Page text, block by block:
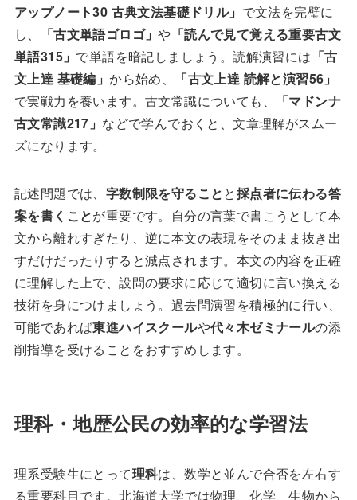
アップノート30 古典文法基礎ドリル」 で文法を完璧に
し、
「古文単語ゴロゴ」や 「読んで見て覚える重要古文
単語315」 で単語を暗記しましょう。読解演習には 「古
文上達 基礎編」から始め、
「古文上達 読解と演習56」
で実戦力を養います。古文常識についても、
「マドンナ
古文常識217」 などで学んでおくと、文章理解がスムー
ズになります。
記述問題では、 字数制限を守ることと採点者に伝わる答
案を書くことが重要です。自分の言葉で書こうとして本
文から離れすぎたり、逆に本文の表現をそのまま抜き出
すだけだったりすると減点されます。本文の内容を正確
に理解した上で、設問の要求に応じて適切に言い換える
技術を身につけましょう。過去問演習を積極的に行い、
可能であれば東進ハイスクールや代々木ゼミナールの添
削指導を受けることをおすすめします。
理科・地歴公民の効率的な学習法
理系受験生にとって理科は、数学と並んで合否を左右す
る重要科目です。北海道大学では物理、化学、生物から